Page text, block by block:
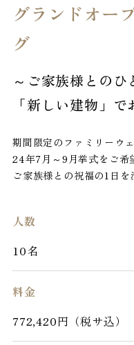
グランドオー
グ
～ご家族様とのひ
「新しい建物」
期間限定のファミリーウ
24年7月～9月挙式をご
ご家族様との祝福の1日
人数
10名
料金
772,420円（税サ込）